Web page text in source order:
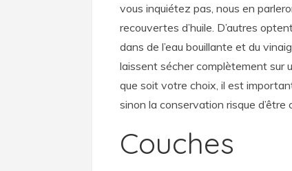
vous inquiétez pas, nous en
recouvertes d’huile. D’autres
dans de l’eau bouillante et du
laissent sécher complètement sur
que soit votre choix, il est
sinon la conservation risque d’être
Couches